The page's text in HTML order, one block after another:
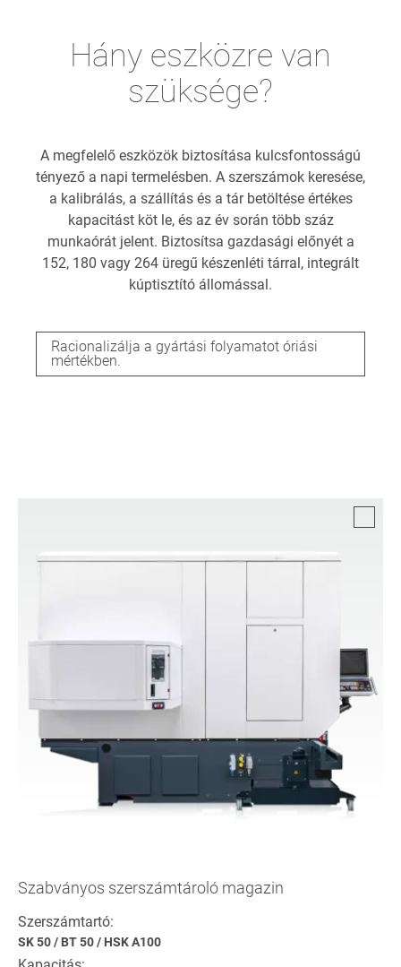
Hány eszközre van
szüksége?
A megfelelő eszközök biztosítása kulcsfontosságú
tényező a napi termelésben. A szerszámok keresése,
a kalibrálás, a szállítás és a tár betöltése értékes
kapacitást köt le, és az év során több száz
munkaórát jelent. Biztosítsa gazdasági előnyét a
152, 180 vagy 264 üregű készenléti tárral, integrált
kúptisztító állomással.
Racionalizálja a gyártási folyamatot óriási
mértékben.
Szabványos szerszámtároló magazin
Szerszámtartó:
SK 50/ BT 50/ HSK A100